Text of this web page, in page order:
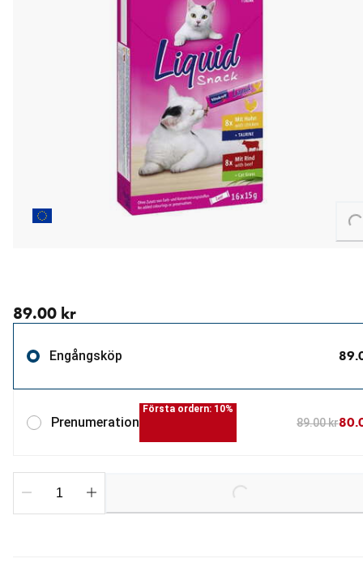
Loading...
89.00 kr
Engångsköp
Prenumeration
Första ordern: 10%
89.00 kr
Loading...